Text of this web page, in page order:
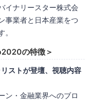
イナリースター株式会
事業者と日本産業をつ
の特徴＞
ストが登壇、視聴内容
ン・金融業界へのブロ